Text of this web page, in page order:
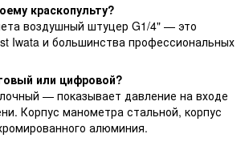
краскопульту?
воздушный штуцер G1/4" — это
Iwata и большинства профессиональных
или цифровой?
— показывает давление на входе
Корпус манометра стальной, корпус
алюминия.